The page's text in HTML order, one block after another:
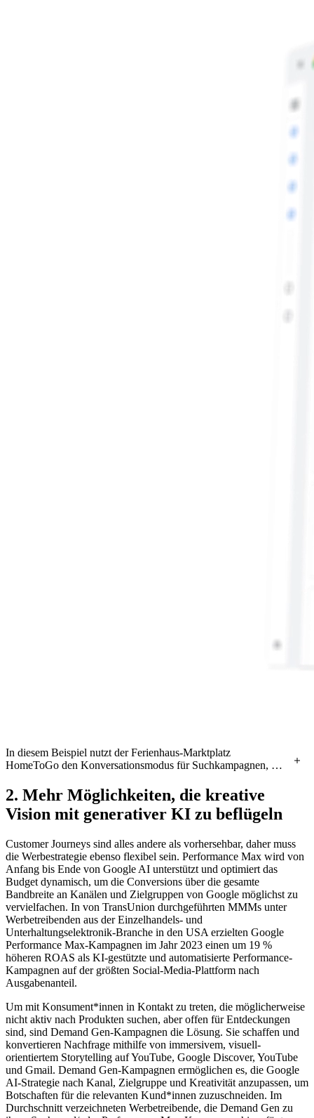
In diesem Beispiel nutzt der Ferienhaus-Marktplatz
HomeToGo den Konversationsmodus für Suchkampagnen, um
2. Mehr Möglichkeiten, die kreative
Vision mit generativer KI zu beflügeln
Customer Journeys sind alles andere als vorhersehbar, daher muss
die Werbestrategie ebenso flexibel sein. Performance Max wird von
Anfang bis Ende von Google AI unterstützt und optimiert das
Budget dynamisch, um die Conversions über die gesamte
Bandbreite an Kanälen und Zielgruppen von Google möglichst zu
vervielfachen. In von TransUnion durchgeführten MMMs unter
Werbetreibenden aus der Einzelhandels- und
Unterhaltungselektronik-Branche in den USA erzielten Google
Performance Max-Kampagnen im Jahr 2023 einen um 19 %
höheren ROAS als KI-gestützte und automatisierte Performance-
Kampagnen auf der größten Social-Media-Plattform nach
Ausgabenanteil.
Um mit Konsument*innen in Kontakt zu treten, die möglicherweise
nicht aktiv nach Produkten suchen, aber offen für Entdeckungen
sind, sind Demand Gen-Kampagnen die Lösung. Sie schaffen und
konvertieren Nachfrage mithilfe von immersivem, visuell-
orientiertem Storytelling auf YouTube, Google Discover, YouTube
und Gmail. Demand Gen-Kampagnen ermöglichen es, die Google
AI-Strategie nach Kanal, Zielgruppe und Kreativität anzupassen, um
Botschaften für die relevanten Kund*innen zuzuschneiden. Im
Durchschnitt verzeichneten Werbetreibende, die Demand Gen zu